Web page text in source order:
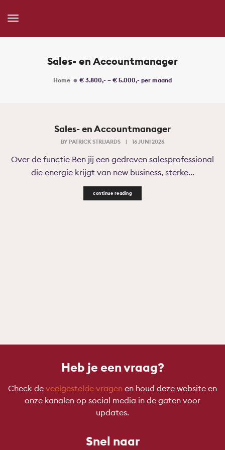
Toggle
Sales- en Accountmanager
Home € 3.800,- – € 5.000,- per maand
Sales- en Accountmanager
BY PATRICK STRIJARDS | 16 JUNI 2026
Over de functie Ben jij een gedreven salesprofessional
die energie krijgt van new business, sterke...
continue reading
Heb je een vraag?
Check de veelgestelde vragen en houd deze website en
onze kanalen op social media in de gaten voor
updates.
Snel naar